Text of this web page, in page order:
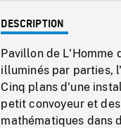
DESCRIPTION
Pavillon de L'Homme
illuminés par parties,
Cinq plans d'une
petit convoyeur et
mathématiques dans